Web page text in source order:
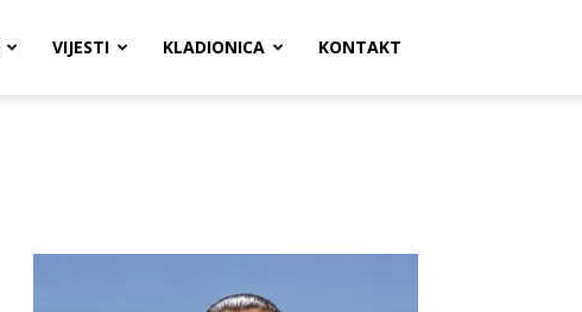
VIJESTI KLADIONICA KONTAKT